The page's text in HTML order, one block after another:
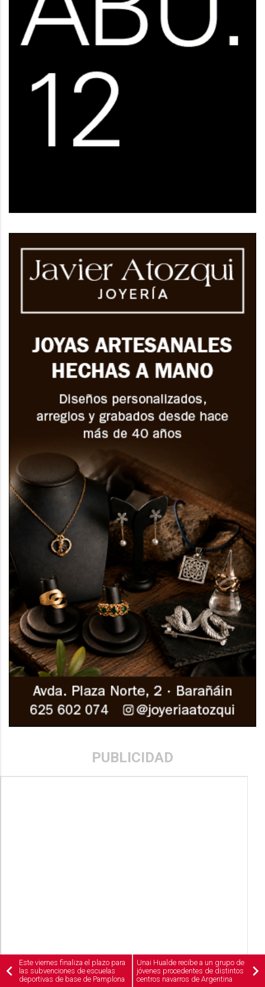
PUBLICIDAD
Este viernes finaliza el plazo para
las subvenciones de escuelas
deportivas de base de Pamplona
Unai Hualde recibe a un grupo de
jóvenes procedentes de distintos
centros navarros de Argentina